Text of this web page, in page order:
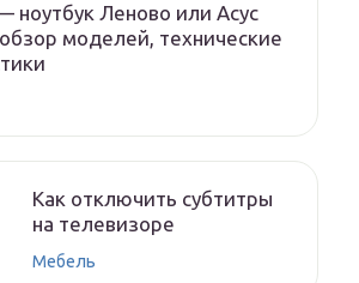
ноутбук Леново или Асус
моделей, технические
Как отключить субтитры
на телевизоре
Мебель